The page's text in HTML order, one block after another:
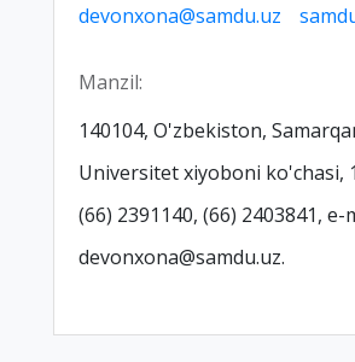
devonxona@samdu.uz
Manzil:
140104, O'zbekiston,
Universitet xiyoboni ko'chasi,
(66) 2391140, (66) 2403841, e-
devonxona@samdu.uz.